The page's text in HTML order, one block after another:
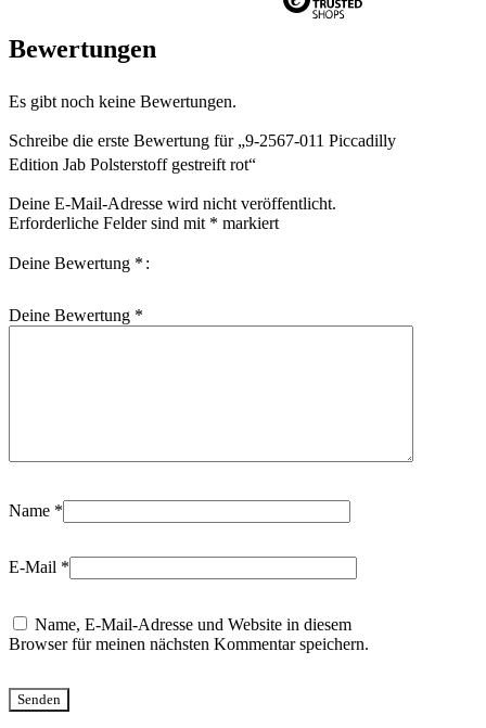
Bewertungen
Es gibt noch keine Bewertungen.
Schreibe die erste Bewertung für „9-2567-011 Piccadilly
Edition Jab Polsterstoff gestreift rot“
Deine E-Mail-Adresse wird nicht veröffentlicht.
Erforderliche Felder sind mit * markiert
Deine Bewertung *
Deine Bewertung *
Name *
E-Mail *
Name, E-Mail-Adresse und Website in diesem
Browser für meinen nächsten Kommentar speichern.